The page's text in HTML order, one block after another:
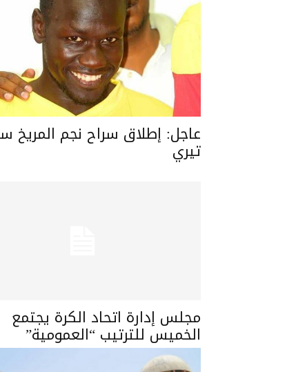
عاجل: إطلاق سراح نجم المريخ
تيري
مجلس إدارة اتحاد الكرة يجتمع
الخميس للترتيب “العمومية”